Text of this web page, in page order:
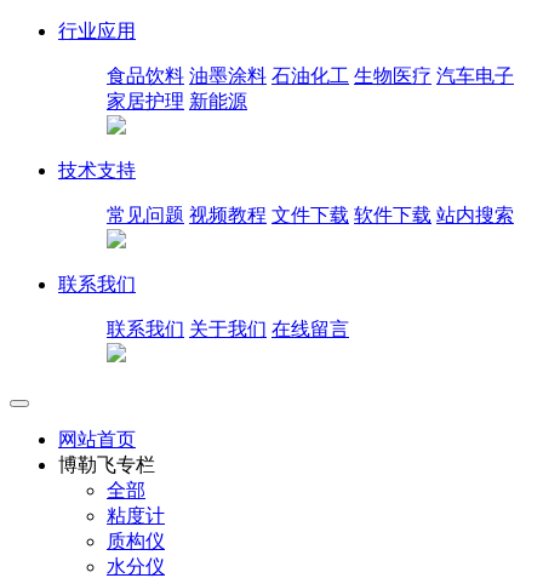
行业应用
食品饮料 油墨涂料 石油化工 生物医疗 汽车电子
家居护理 新能源
技术支持
常见问题 视频教程 文件下载 软件下载 站内搜索
联系我们
联系我们 关于我们 在线留言
网站首页
博勒飞专栏
全部
粘度计
质构仪
水分仪